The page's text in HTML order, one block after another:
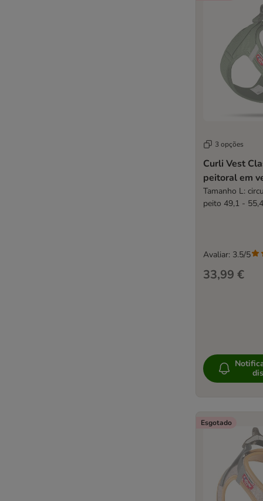
3 opções
Curli Vest
peitoral em
Tamanho L:
peito 49,1 -
33,99 €
Avaliar: 3.5/5
Esgotado